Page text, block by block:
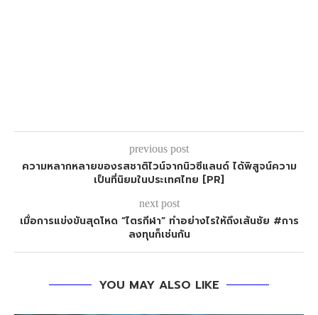
previous post
ความหลากหลายของรสชาติไวน์จากนิวซีแลนด์ ได้พิสูจน์ความ
เป็นที่นิยมในประเทศไทย [PR]
next post
เมื่อการแข่งขันสุดโหด “ไตรกีฬา” ทำอย่างไรให้ถึงเส้นชัย #การ
ลงทุนก็เช่นกัน
YOU MAY ALSO LIKE